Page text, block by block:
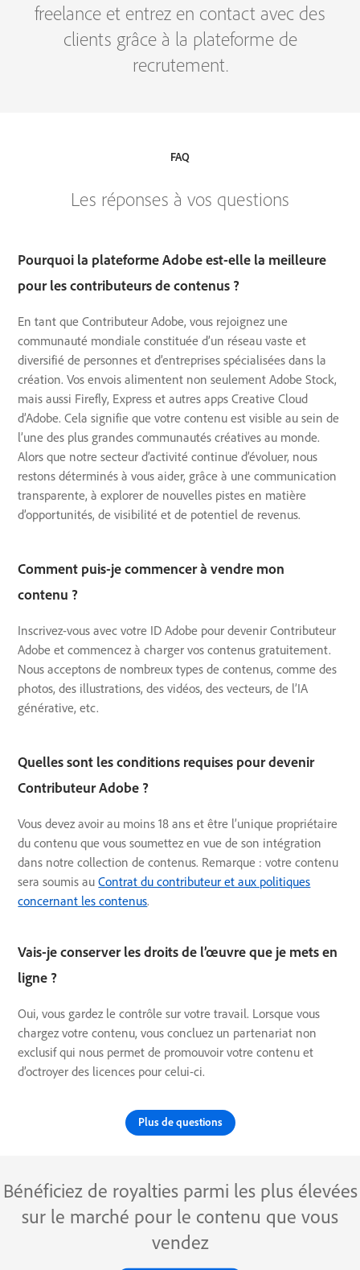
freelance et entrez en contact avec des
clients grâce à la plateforme de
recrutement.
FAQ
Les réponses à vos questions
Pourquoi la plateforme Adobe est-elle la meilleure
pour les contributeurs de contenus ?
En tant que Contributeur Adobe, vous rejoignez une
communauté mondiale constituée d’un réseau vaste et
diversifié de personnes et d’entreprises spécialisées dans la
création. Vos envois alimentent non seulement Adobe Stock,
mais aussi Firefly, Express et autres apps Creative Cloud
d’Adobe. Cela signifie que votre contenu est visible au sein de
l’une des plus grandes communautés créatives au monde.
Alors que notre secteur d’activité continue d’évoluer, nous
restons déterminés à vous aider, grâce à une communication
transparente, à explorer de nouvelles pistes en matière
d’opportunités, de visibilité et de potentiel de revenus.
Comment puis-je commencer à vendre mon
contenu ?
Inscrivez-vous avec votre ID Adobe pour devenir Contributeur
Adobe et commencez à charger vos contenus gratuitement.
Nous acceptons de nombreux types de contenus, comme des
photos, des illustrations, des vidéos, des vecteurs, de l’IA
générative, etc.
Quelles sont les conditions requises pour devenir
Contributeur Adobe ?
Vous devez avoir au moins 18 ans et être l’unique propriétaire
du contenu que vous soumettez en vue de son intégration
dans notre collection de contenus. Remarque : votre contenu
sera soumis auContrat du contributeur et aux politiques
concernant les contenus.
Vais-je conserver les droits de l’œuvre que je mets en
ligne ?
Oui, vous gardez le contrôle sur votre travail. Lorsque vous
chargez votre contenu, vous concluez un partenariat non
exclusif qui nous permet de promouvoir votre contenu et
d’octroyer des licences pour celui-ci.
Plus de questions
Bénéficiez de royalties parmi les plus élevées
sur le marché pour le contenu que vous
vendez